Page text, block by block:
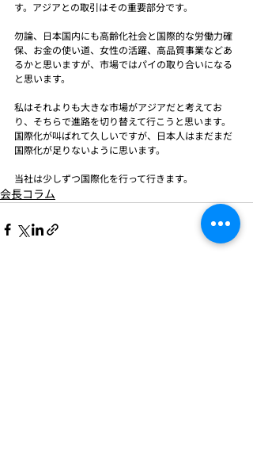
す。アジアとの取引はその重要部分です。
勿論、日本国内にも高齢化社会と国際的な労働力確
保、お金の使い道、女性の活躍、高品質事業などあ
るかと思いますが、市場ではパイの取り合いになる
と思います。
私はそれよりも大きな市場がアジアだと考えてお
り、そちらで進路を切り替えて行こうと思います。
国際化が叫ばれて久しいですが、日本人はまだまだ
国際化が足りないように思います。
当社は少しずつ国際化を行って行きます。
会長コラム